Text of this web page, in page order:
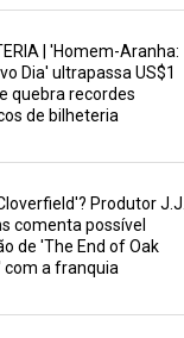
| 'Homem-Aranha:
Dia' ultrapassa US$1
quebra recordes
de bilheteria
Produtor J.J.
comenta possível
de 'The End of Oak
com a franquia